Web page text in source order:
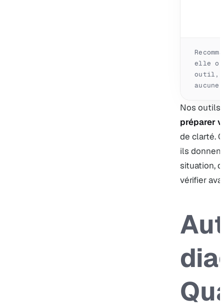
elle
outil,
Nos outils
préparer
de clarté.
ils
situation,
vérifier